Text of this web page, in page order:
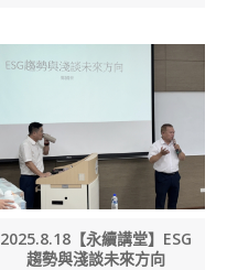
2025.8.18【永續講堂】ESG
趨勢與淺談未來方向